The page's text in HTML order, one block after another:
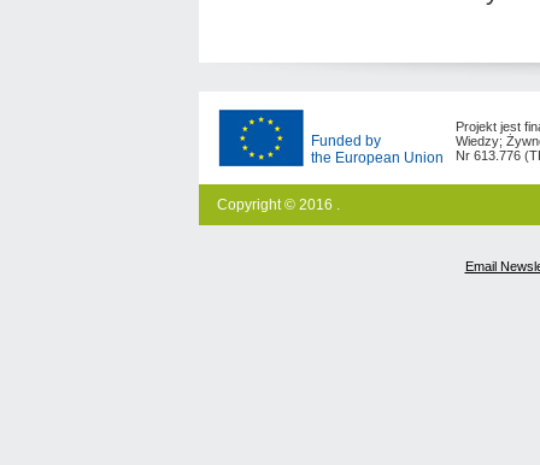
Funded by
the European Union
Projekt jest
Wiedzy;
Nr 613.776
Copyright © 2016 .
Email